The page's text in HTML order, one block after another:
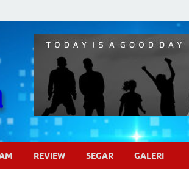
Pojok Sinema
REVIEW SEGAR GALERI